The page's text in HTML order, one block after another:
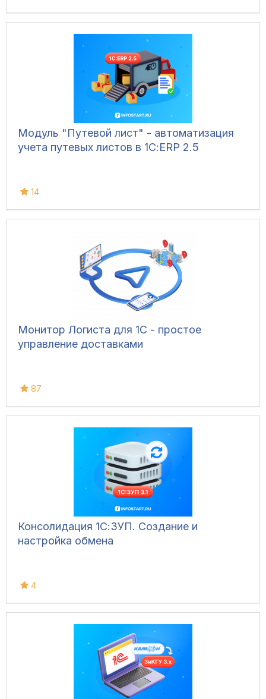
Модуль "Путевой лист" - автоматизация
учета путевых листов в 1С:ERP 2.5
14
Монитор Логиста для 1С - простое
управление доставками
87
Консолидация 1С:ЗУП. Создание и
настройка обмена
4